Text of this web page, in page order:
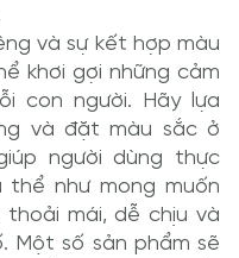
và sự kết hợp màu
khơi gợi những cảm
con người. Hãy lựa
và đặt màu sắc ở
người dùng thực
như mong muốn
mái, dễ chịu và
Một số sản phẩm sẽ